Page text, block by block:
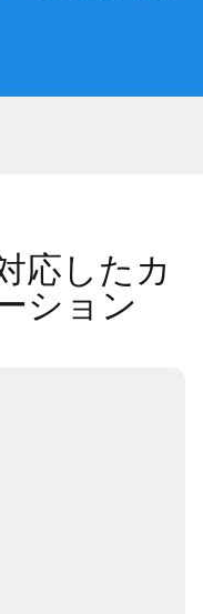
応したカ
ション